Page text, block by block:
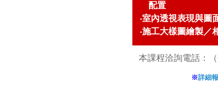
配置
‧室內透視表現與圖
‧施工大樣圖繪製／
本課程洽詢電話：
※詳細